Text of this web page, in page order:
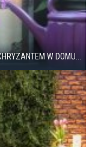
W DOMU...